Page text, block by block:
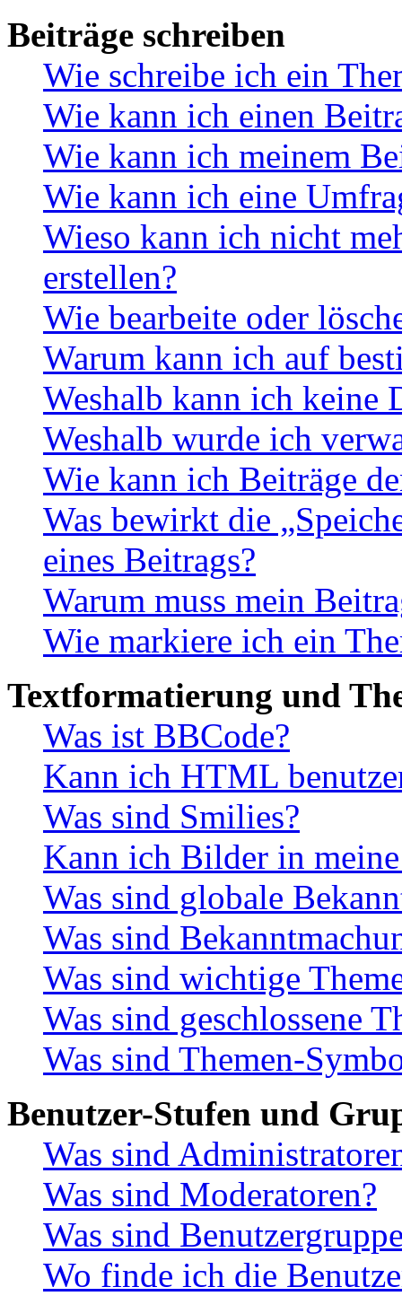
Beiträge schreiben
Wie schreibe ich ein
Wie kann ich einen
Wie kann ich meinem
Wie kann ich eine
Wieso kann ich nicht
erstellen?
Wie bearbeite oder
Warum kann ich auf
Weshalb kann ich keine
Weshalb wurde ich
Wie kann ich Beiträge
Was bewirkt die
eines Beitrags?
Warum muss mein
Wie markiere ich ein
Textformatierung und
Was ist BBCode?
Kann ich HTML
Was sind Smilies?
Kann ich Bilder in
Was sind globale
Was sind
Was sind wichtige
Was sind geschlossene
Was sind Themen-
Benutzer-Stufen und
Was sind
Was sind Moderatoren?
Was sind
Wo finde ich die